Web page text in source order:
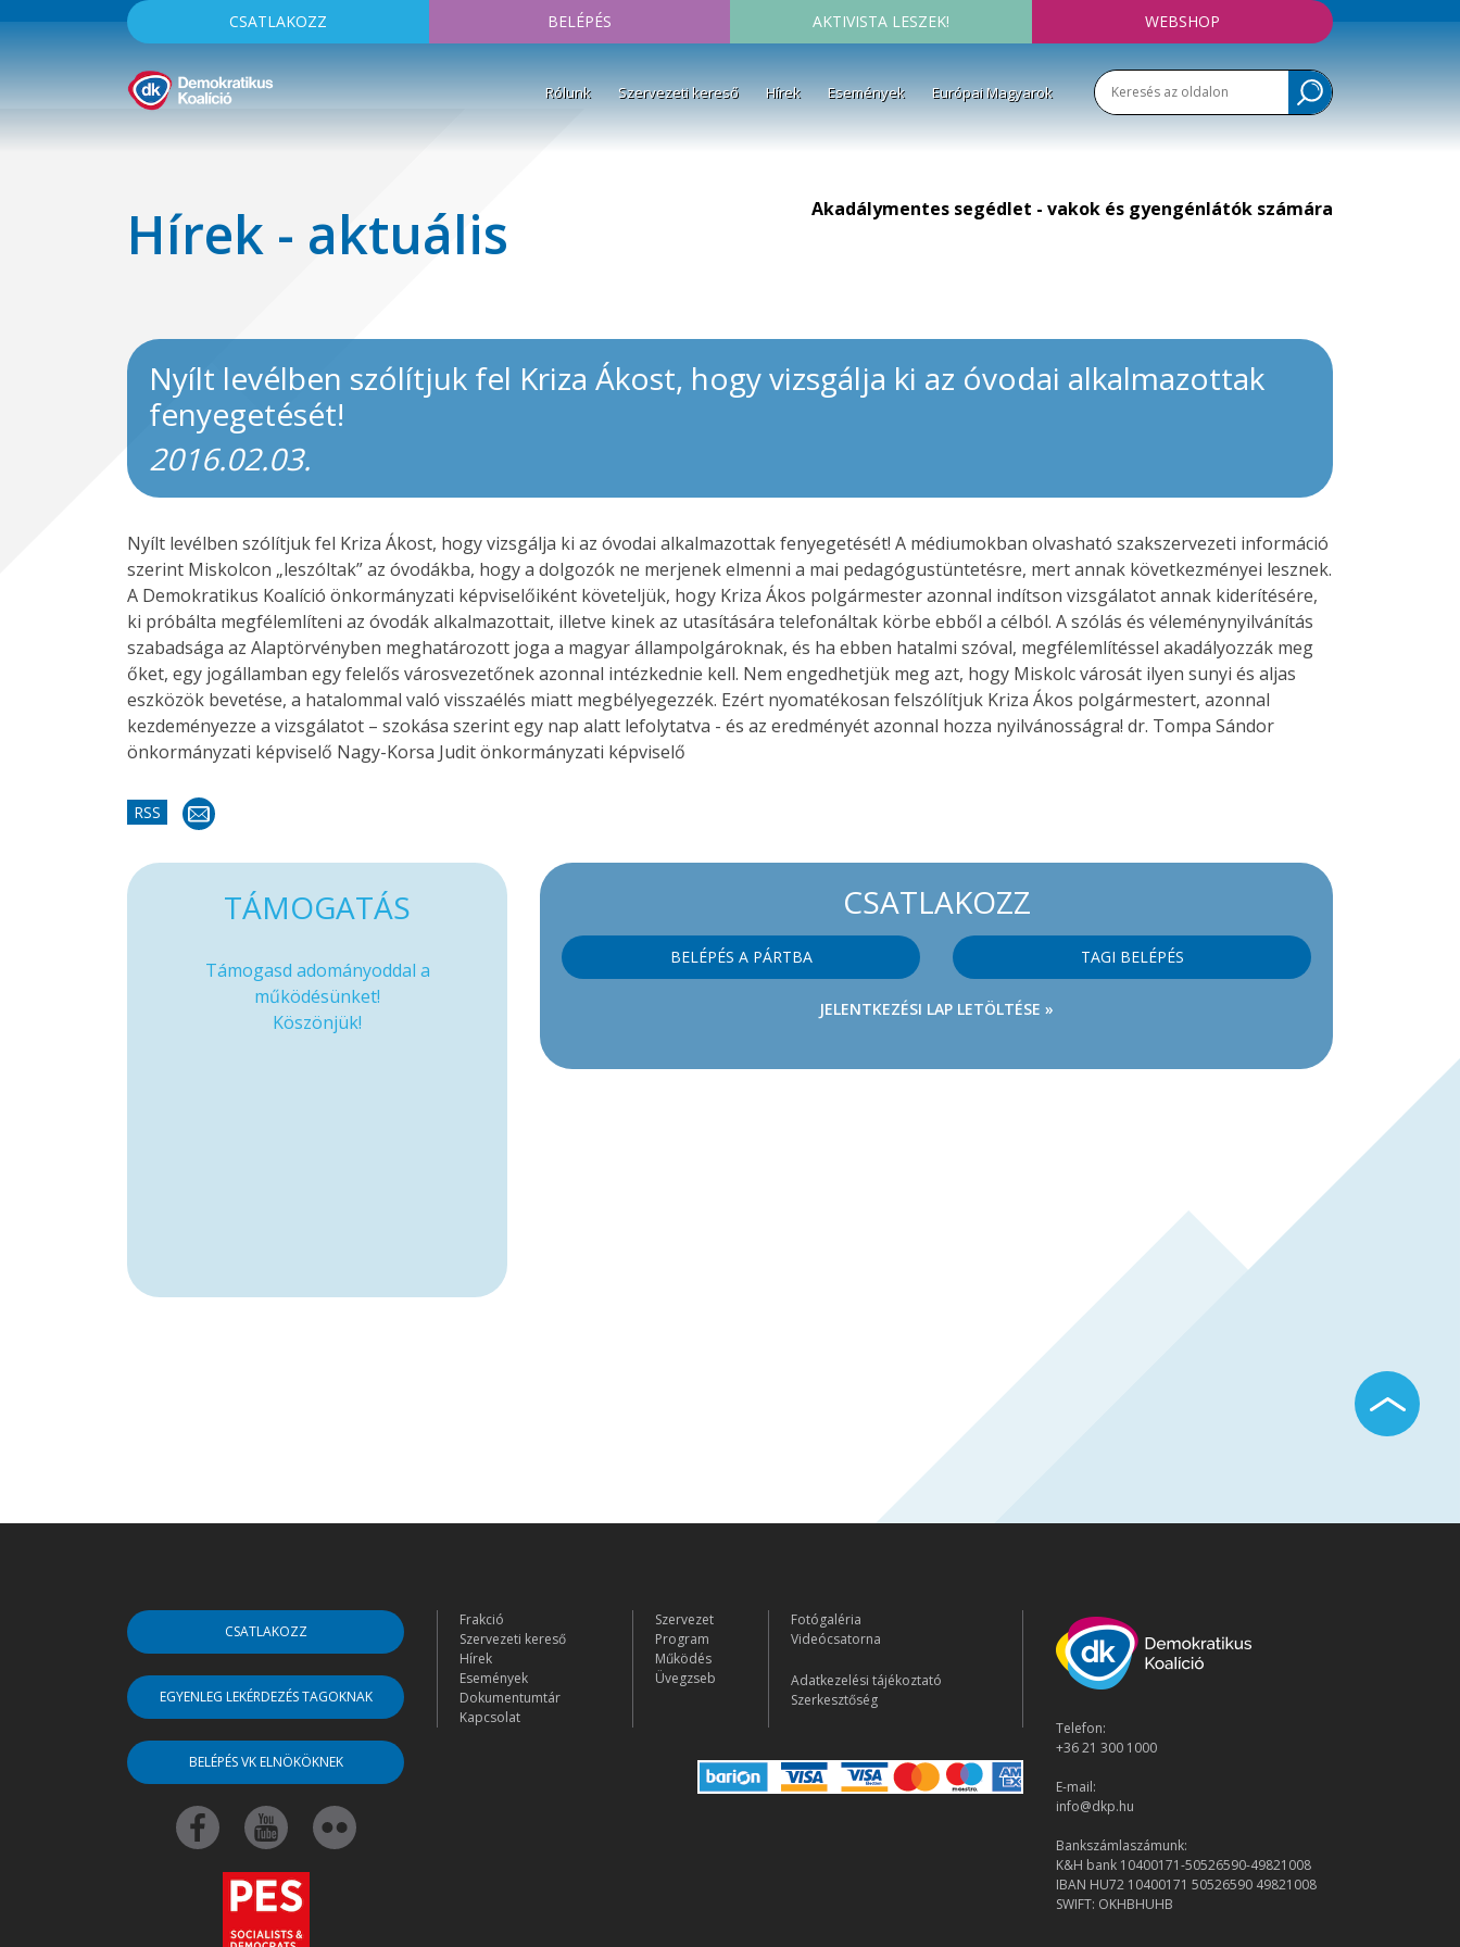
CSATLAKOZZ BELÉPÉS AKTIVISTA LESZEK! WEBSHOP
Rólunk Szervezeti kereső Hírek Események Európai Magyarok
Hírek - aktuális Akadálymentes segédlet - vakok és gyengénlátók számára
Nyílt levélben szólítjuk fel Kriza Ákost, hogy vizsgálja ki az óvodai alkalmazottak
fenyegetését!
2016.02.03.
Nyílt levélben szólítjuk fel Kriza Ákost, hogy vizsgálja ki az óvodai alkalmazottak fenyegetését! A médiumokban olvasható szakszervezeti információ
szerint Miskolcon „leszóltak” az óvodákba, hogy a dolgozók ne merjenek elmenni a mai pedagógustüntetésre, mert annak következményei lesznek.
A Demokratikus Koalíció önkormányzati képviselőiként követeljük, hogy Kriza Ákos polgármester azonnal indítson vizsgálatot annak kiderítésére,
ki próbálta megfélemlíteni az óvodák alkalmazottait, illetve kinek az utasítására telefonáltak körbe ebből a célból. A szólás és véleménynyilvánítás
szabadsága az Alaptörvényben meghatározott joga a magyar állampolgároknak, és ha ebben hatalmi szóval, megfélemlítéssel akadályozzák meg
őket, egy jogállamban egy felelős városvezetőnek azonnal intézkednie kell. Nem engedhetjük meg azt, hogy Miskolc városát ilyen sunyi és aljas
eszközök bevetése, a hatalommal való visszaélés miatt megbélyegezzék. Ezért nyomatékosan felszólítjuk Kriza Ákos polgármestert, azonnal
kezdeményezze a vizsgálatot – szokása szerint egy nap alatt lefolytatva - és az eredményét azonnal hozza nyilvánosságra! dr. Tompa Sándor
önkormányzati képviselő Nagy-Korsa Judit önkormányzati képviselő
RSS
CSATLAKOZZ
BELÉPÉS A PÁRTBA TAGI BELÉPÉS
JELENTKEZÉSI LAP LETÖLTÉSE »
TÁMOGATÁS
Támogasd adományoddal a
működésünket!
Köszönjük!
CSATLAKOZZ
EGYENLEG LEKÉRDEZÉS TAGOKNAK
BELÉPÉS VK ELNÖKÖKNEK
Frakció
Szervezeti kereső
Hírek
Események
Dokumentumtár
Kapcsolat
Szervezet
Program
Működés
Üvegzseb
Fotógaléria
Videócsatorna
Adatkezelési tájékoztató
Szerkesztőség
Telefon:
+36 21 300 1000
E-mail:
info@dkp.hu
Bankszámlaszámunk:
K&H bank 10400171-50526590-49821008
IBAN HU72 10400171 50526590 49821008
SWIFT: OKHBHUHB